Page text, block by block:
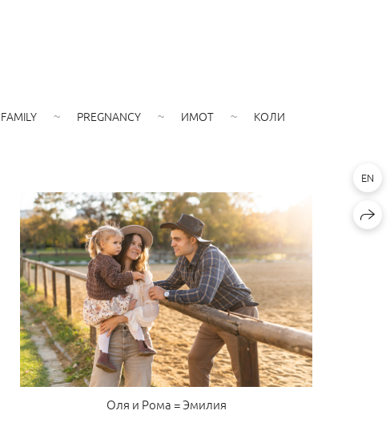
FAMILY PREGNANCY ИМОТ
КОЛИ
Оля и Рома = Эмилия
EN